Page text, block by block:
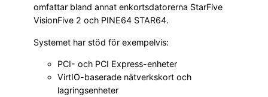
omfattar bland annat enkortsdatorerna StarFive
VisionFive 2 och PINE64 STAR64.
Systemet har stöd för exempelvis:
PCI- och PCI Express-enheter
VirtIO-baserade nätverkskort och
lagringsenheter